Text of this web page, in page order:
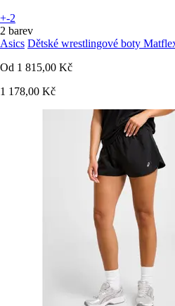
+-2
2 barev
Asics Dětské wrestlingové boty
Od 1 815,00 Kč
1 178,00 Kč